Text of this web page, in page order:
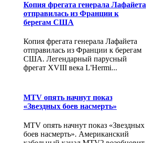
Копия фрегата генерала Лафайета
отправилась из Франции к
берегам США
Копия фрегата генерала Лафайета
отправилась из Франции к берегам
США. Легендарный парусный
фрегат XVIII века L'Hermi...
MTV опять начнут показ
«Звездных боев насмерть»
MTV опять начнут показ «Звездных
боев насмерть». Американский